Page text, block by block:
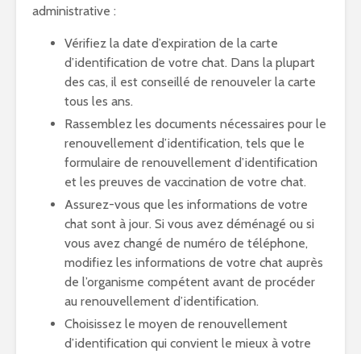
administrative :
Vérifiez la date d’expiration de la carte
d’identification de votre chat. Dans la plupart
des cas, il est conseillé de renouveler la carte
tous les ans.
Rassemblez les documents nécessaires pour le
renouvellement d’identification, tels que le
formulaire de renouvellement d’identification
et les preuves de vaccination de votre chat.
Assurez-vous que les informations de votre
chat sont à jour. Si vous avez déménagé ou si
vous avez changé de numéro de téléphone,
modifiez les informations de votre chat auprès
de l’organisme compétent avant de procéder
au renouvellement d’identification.
Choisissez le moyen de renouvellement
d’identification qui convient le mieux à votre